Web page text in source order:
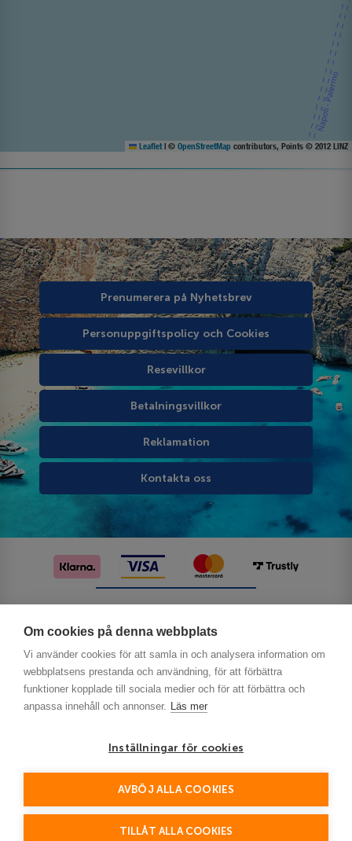
Om cookies på denna webbplats
Vi använder cookies för att samla in och analysera information om
webbplatsens prestanda och användning, för att förbättra
funktioner kopplade till sociala medier och för att förbättra och
anpassa innehåll och annonser. Läs mer
Inställningar för cookies
AVBÖJ ALLA COOKIES
TILLÅT ALLA COOKIES
Leaflet | © OpenStreetMap contributors, Points © 2012 LINZ
Prenumerera på Nyhetsbrev
Personuppgiftspolicy och Cookies
Resevillkor
Betalningsvillkor
Reklamation
Kontakta oss
This site is protected by reCAPTCHA and the Google
Policy and Terms of Service apply.